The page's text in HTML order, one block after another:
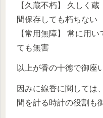
【久蔵不朽】 久しく
間保存しても朽ちない
【常用無障】 常に用
ても無害
以上が香の十徳で御座
因みに線香に関しては
間を計る時計の役割も